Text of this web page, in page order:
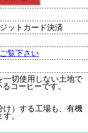
ットカード決済
覧下さい
一切使用しない土地で
コーヒーです。
け）する工場も、有機
。